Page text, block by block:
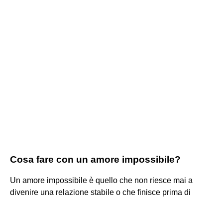
Cosa fare con un amore impossibile?
Un amore impossibile è quello che non riesce mai a
divenire una relazione stabile o che finisce prima di